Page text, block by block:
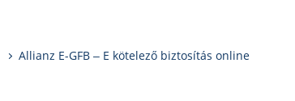
Allianz E-GFB – E kötelező biztosítás online